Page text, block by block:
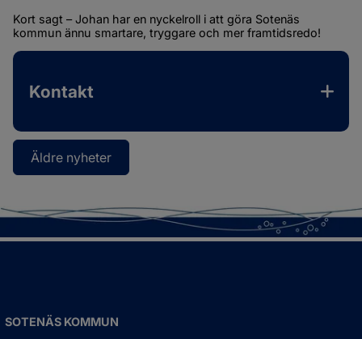
Kort sagt – Johan har en nyckelroll i att göra Sotenäs
kommun ännu smartare, tryggare och mer framtidsredo!
Kontakt
Äldre nyheter
SOTENÄS KOMMUN